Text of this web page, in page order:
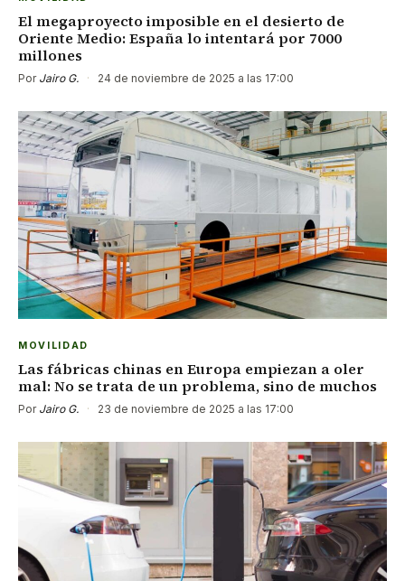
El megaproyecto imposible en el desierto de
Oriente Medio: España lo intentará por 7000
millones
Por Jairo G. · 24 de noviembre de 2025 a las 17:00
MOVILIDAD
Las fábricas chinas en Europa empiezan a oler
mal: No se trata de un problema, sino de muchos
Por Jairo G. · 23 de noviembre de 2025 a las 17:00